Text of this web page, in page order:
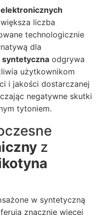
liczba
technologicznie
dla
syntetyczna odgrywa
użytkownikom
i jakości dostarczanej
negatywne skutki
tytoniem.
z
w syntetyczną
znacznie więcej